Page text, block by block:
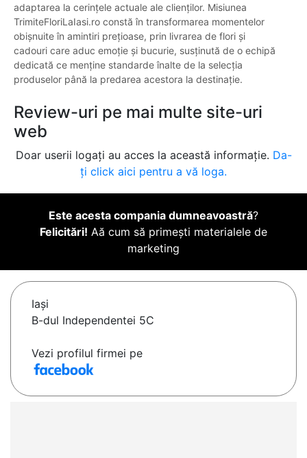
adaptarea la cerințele actuale ale clienților. Misiunea
TrimiteFloriLaIasi.ro constă în transformarea momentelor
obișnuite în amintiri prețioase, prin livrarea de flori și
cadouri care aduc emoție și bucurie, susținută de o echipă
dedicată ce menține standarde înalte de la selecția
produselor până la predarea acestora la destinație.
Review-uri pe mai multe site-uri
web
Doar userii logați au acces la această informație. Da-
ți click aici pentru a vă loga.
Este acesta compania dumneavoastră?
Felicitări! Aă cum să primești materialele de
marketing
Iaşi
B-dul Independentei 5C
Vezi profilul firmei pe